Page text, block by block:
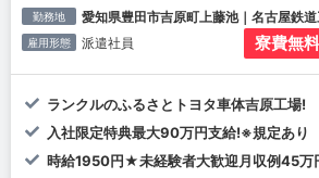
勤務地 愛知県豊田市吉原町上藤池｜名古屋鉄
雇用形態 派遣社員 寮費無料
ランクルのふるさとトヨタ車体吉原工場!
入社限定特典最大90万円支給!※規定あり
時給1950円★未経験者大歓迎月収例45万